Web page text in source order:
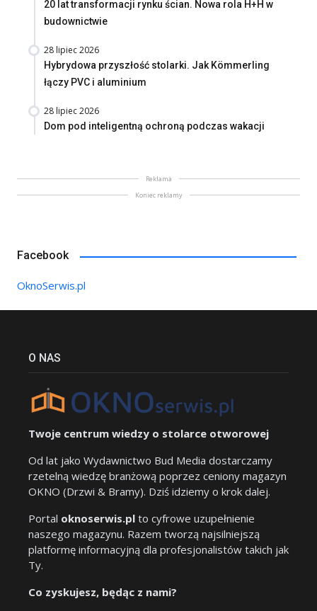
20 lat transformacji rynku ścian. Nowa rola H+H w
budownictwie
28 lipiec 2026
Hybrydowa przyszłość stolarki. Jak Kömmerling
łączy PVC i aluminium
28 lipiec 2026
Dom pod inteligentną ochroną podczas wakacji
Reklama
Koniec reklamy
Facebook
OknoSerwis.pl
O NAS
Twoje centrum wiedzy o stolarce otworowej
Od lat jako Wydawnictwo Bud Media dostarczamy
rzetelną wiedzę branżową poprzez ceniony magazyn
OKNO (Drzwi & Bramy). Dziś idziemy o krok dalej.
Portal oknoserwis.pl to cyfrowe uzupełnienie
naszego magazynu. Razem tworzą najsilniejszą
platformę informacyjną dla profesjonalistów takich jak
Ty.
Co zyskujesz, będąc z nami?